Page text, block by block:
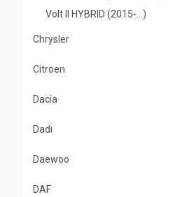
Volt II HYBRID (2015-...)
Chrysler
Citroen
Dacia
Dadi
Daewoo
DAF